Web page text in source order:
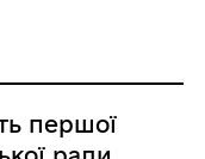
першої